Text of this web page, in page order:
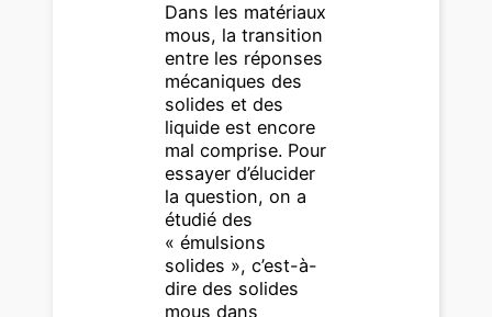
Dans les matériaux
mous, la transition
entre les réponses
mécaniques des
solides et des
liquide est encore
mal comprise. Pour
essayer d’élucider
la question, on a
étudié des
« émulsions
solides », c’est-à-
dire des solides
mous dans